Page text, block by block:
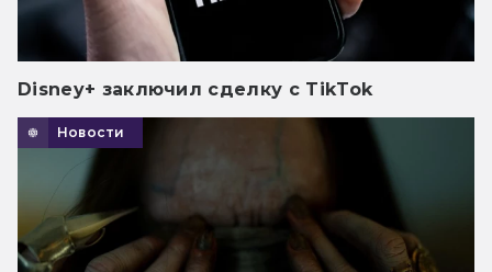
Disney+ заключил сделку с TikTok
Новости